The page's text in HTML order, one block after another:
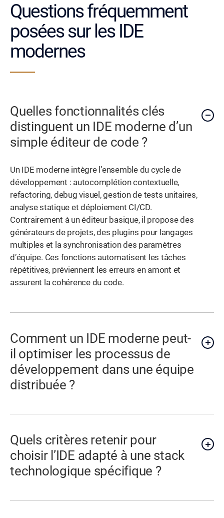
Questions fréquemment
posées sur les IDE
modernes
Quelles fonctionnalités clés
distinguent un IDE moderne d’un
simple éditeur de code ?
Un IDE moderne intègre l’ensemble du cycle de
développement : autocomplétion contextuelle,
refactoring, debug visuel, gestion de tests unitaires,
analyse statique et déploiement CI/CD.
Contrairement à un éditeur basique, il propose des
générateurs de projets, des plugins pour langages
multiples et la synchronisation des paramètres
d’équipe. Ces fonctions automatisent les tâches
répétitives, préviennent les erreurs en amont et
assurent la cohérence du code.
Comment un IDE moderne peut-
il optimiser les processus de
développement dans une équipe
distribuée ?
Quels critères retenir pour
choisir l’IDE adapté à une stack
technologique spécifique ?